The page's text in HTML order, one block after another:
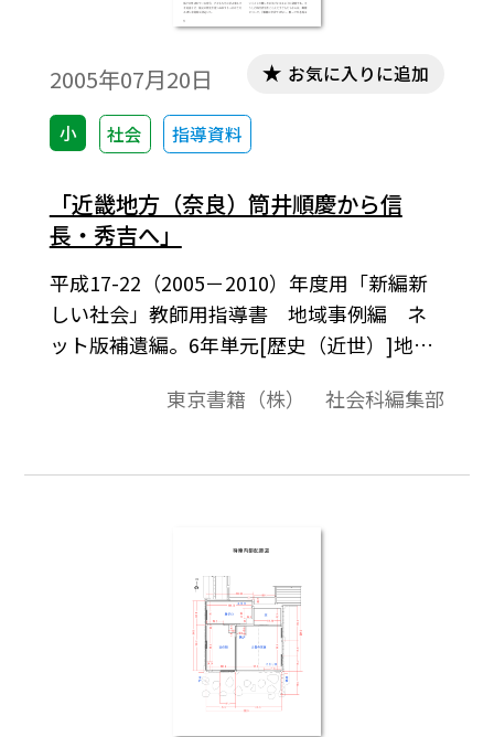
2005年07月20日
小 社会 指導資料
お気に入りに追加
「近畿地方（奈良）筒井順慶から信
長・秀吉へ」
平成17-22（2005－2010）年度用「新編新
しい社会」教師用指導書 地域事例編 ネ
ット版補遺編。6年単元[歴史（近世）]地域
指導書 地域事例編」は，5･6年の内容に該
国各地の代表的な地域事例の概要と教材と
います。ここでは，その「ネット版補遺編」
として，指導書本編には掲載できなかった
全国各地の優れた地域事例を本編と同じ形
式で紹介します。
東京書籍（株） 社会科編集部